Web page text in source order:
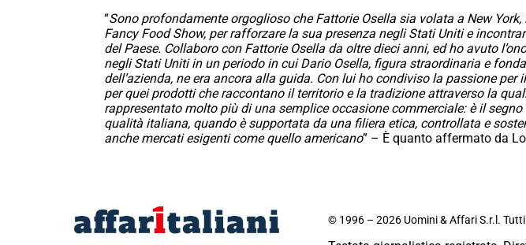
“Sono profondamente orgoglioso che Fattorie Osella sia volata a New
Fancy Food Show, per rafforzare la sua presenza negli Stati Uniti e
del Paese. Collaboro con Fattorie Osella da oltre dieci anni, ed ho avuto
negli Stati Uniti in un periodo in cui Dario Osella, figura straordinaria e
dell’azienda, ne era ancora alla guida. Con lui ho condiviso la passione per
per quei prodotti che raccontano il territorio e la tradizione attraverso la
rappresentato molto più di una semplice occasione commerciale: è il
qualità italiana, quando è supportata da una filiera etica, controllata e
anche mercati esigenti come quello americano” – È quanto affermato da
© 1996 – 2026 Uomini & Affari S.r.l.